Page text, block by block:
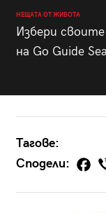
НЕЩАТА ОТ ЖИВОТА
Избери
на Go Guide
Тагове:
Сподели: